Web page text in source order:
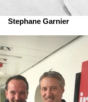
Stephane Garnier